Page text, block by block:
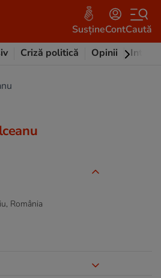
SusțineContCaută
Criză politică Opinii
România